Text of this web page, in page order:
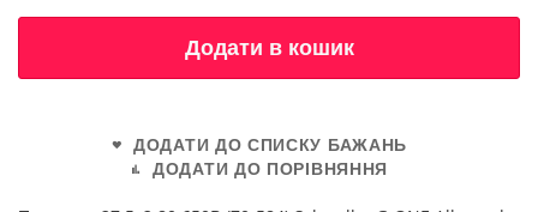
Додати в кошик
ДОДАТИ ДО СПИСКУ БАЖАНЬ
ДОДАТИ ДО ПОРІВНЯННЯ